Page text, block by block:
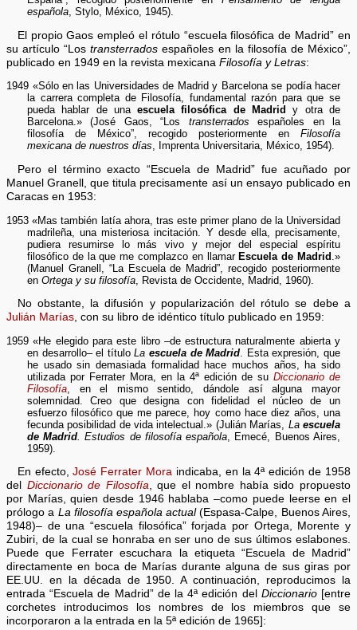
española, Stylo, México, 1945).
El propio Gaos empleó el rótulo “escuela filosófica de Madrid” en
su artículo “Lostransterrados españoles en la filosofía de México”,
publicado en 1949 en la revista mexicanaFilosofía y Letras:
1949 «Sólo en las Universidades de Madrid y Barcelona se podía hacer
la carrera completa de Filosofía, fundamental razón para que se
pueda hablar de unaescuela filosófica de Madrid
y otra de
Barcelona.» (José Gaos, “Los transterrados españoles en la
filosofía de México”, recogido posteriormente en Filosofía
mexicana de nuestros días, Imprenta Universitaria, México, 1954).
Pero el término exacto “Escuela de Madrid” fue acuñado por
Manuel Granell, que titula precisamente así un ensayo publicado en
Caracas en 1953:
1953 «Mas también latía ahora, tras este primer plano de la Universidad
madrileña, una misteriosa incitación. Y desde ella, precisamente,
pudiera resumirse lo más vivo y mejor del especial espíritu
filosófico de la que me complazco en llamarEscuela de Madrid .»
(Manuel Granell, “La Escuela de Madrid”, recogido posteriormente
en Ortega y su filosofía, Revista de Occidente, Madrid, 1960).
No obstante, la difusión y popularización del rótulo se debe a
Julián Marías, con su libro de idéntico título publicado en 1959:
1959 «He elegido para este libro –de estructura naturalmente abierta y
en desarrollo– el títuloLa escuela de Madrid . Esta expresión, que
he usado sin demasiada formalidad hace muchos años, ha sido
utilizada por Ferrater Mora, en la 4ª edición de su Diccionario de
Filosofía, en el mismo sentido, dándole así alguna mayor
solemnidad. Creo que designa con fidelidad el núcleo de un
esfuerzo filosófico que me parece, hoy como hace diez años, una
fecunda posibilidad de vida intelectual.» (Julián Marías,
La escuela
de Madrid . Estudios de filosofía española , Emecé, Buenos Aires,
1959).
En efecto,José Ferrater Mora indicaba, en la 4ª edición de 1958
del Diccionario de Filosofía, que el nombre había sido propuesto
por Marías, quien desde 1946 hablaba –como puede leerse en el
prólogo a La filosofía española actual(Espasa-Calpe, Buenos Aires,
1948)– de una “escuela filosófica” forjada por Ortega, Morente y
Zubiri, de la cual se honraba en ser uno de sus últimos eslabones.
Puede que Ferrater escuchara la etiqueta “Escuela de Madrid”
directamente en boca de Marías durante alguna de sus giras por
EE.UU. en la década de 1950. A continuación, reproducimos la
entrada “Escuela de Madrid” de la 4ª edición del Diccionario[entre
corchetes introducimos los nombres de los miembros que se
incorporaron a la entrada en la 5ª edición de 1965]: